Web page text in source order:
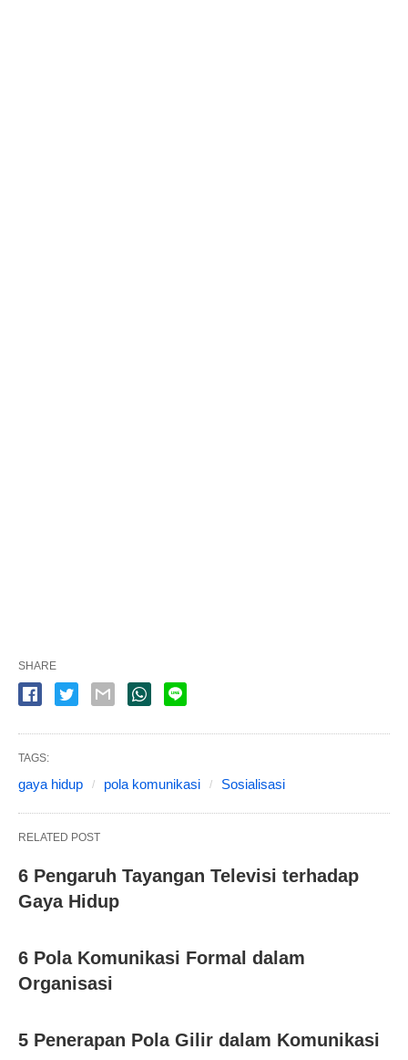
SHARE
TAGS:
gaya hidup pola komunikasi Sosialisasi
RELATED POST
6 Pengaruh Tayangan Televisi terhadap
Gaya Hidup
6 Pola Komunikasi Formal dalam
Organisasi
5 Penerapan Pola Gilir dalam Komunikasi